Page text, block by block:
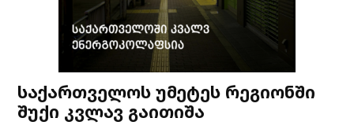
საქართველოს უმეტეს რეგიონში
შუქი კვლავ გაითიშა